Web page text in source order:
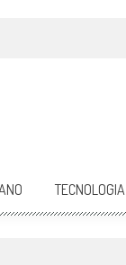
TECNOLOGIA